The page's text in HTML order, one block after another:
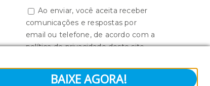
BAIXE AGORA!
Ao enviar, você aceita receber
comunicações e respostas por
email ou telefone, de acordo com a
política de privacidade deste site.